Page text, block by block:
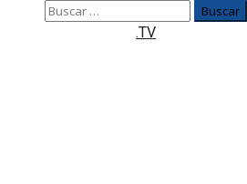
Buscar:
.TV